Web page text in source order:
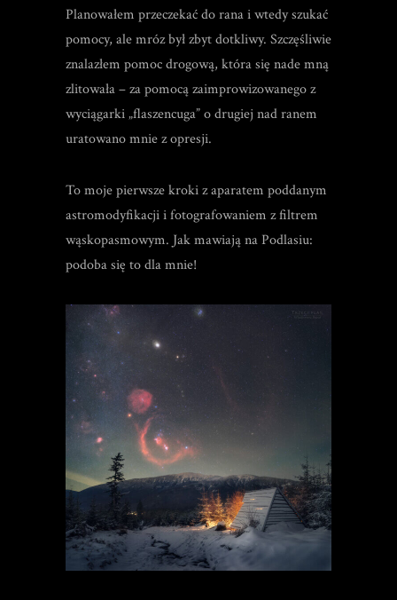
Planowałem przeczekać do rana i wtedy szukać
pomocy, ale mróz był zbyt dotkliwy. Szczęśliwie
znalazłem pomoc drogową, która się nade mną
zlitowała – za pomocą zaimprowizowanego z
wyciągarki „flaszencuga” o drugiej nad ranem
uratowano mnie z opresji.
To moje pierwsze kroki z aparatem poddanym
astromodyfikacji i fotografowaniem z filtrem
wąskopasmowym. Jak mawiają na Podlasiu:
podoba się to dla mnie!